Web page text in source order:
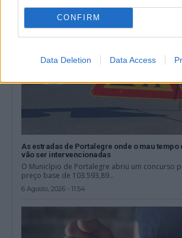
CONFIRM
Data Deletion Data Access
As estradas de Portalegre onde o mau
vão ser intervencionadas
O Município de Portalegre abriu um concurso
preço base de 103.593,89...
6 Agosto, 2026 - 11:54